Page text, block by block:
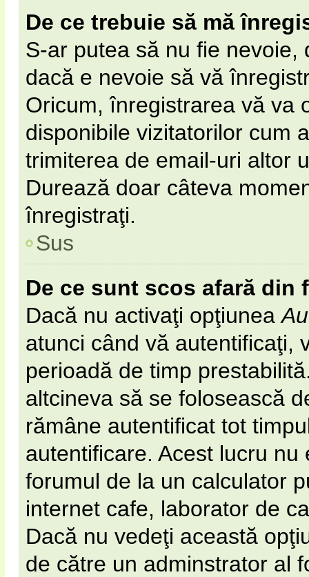
De ce trebuie să mă
S-ar putea să nu fie
dacă e nevoie să vă
Oricum, înregistrarea vă va
disponibile vizitatorilor cum
trimiterea de email-uri altor
Durează doar câteva
înregistraţi.
Sus
De ce sunt scos afară din
Dacă nu activaţi opţiunea
atunci când vă autentificaţi,
perioadă de timp
altcineva să se folosească
rămâne autentificat tot
autentificare. Acest lucru
forumul de la un calculator
internet cafe, laborator de
Dacă nu vedeţi această
de către un adminstrator al